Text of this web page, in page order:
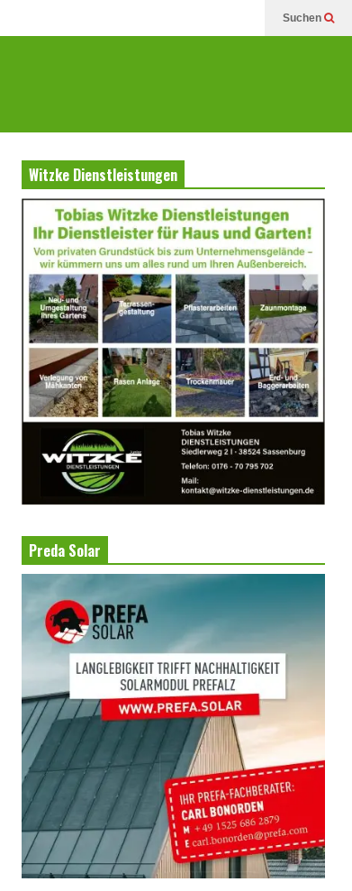
Suchen
Witzke Dienstleistungen
Preda Solar